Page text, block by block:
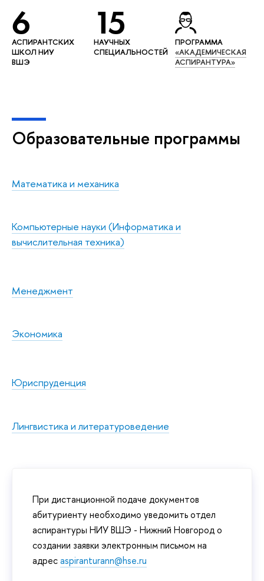
6
АСПИРАНТСКИХ
ШКОЛ НИУ
ВШЭ
15
НАУЧНЫХ
СПЕЦИАЛЬНОСТЕЙ
ПРОГРАММА
«АКАДЕМИЧЕСКАЯ
АСПИРАНТУРА»
Образовательные программы
Математика и механика
Компьютерные науки (Информатика и
вычислительная техника)
Менеджмент
Экономика
Юриспруденция
Лингвистика и литературоведение
При дистанционной подаче документов
абитуриенту необходимо уведомить отдел
аспирантуры НИУ ВШЭ - Нижний Новгород о
создании заявки электронным письмом на
адресaspiranturann@hse.ru